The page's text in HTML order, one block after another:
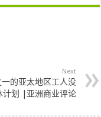
Next
的亚太地区工人没
计划 |亚洲商业评论